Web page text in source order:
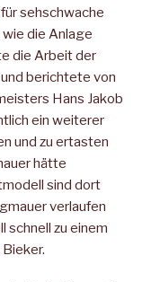
sehschwache
die Anlage
die Arbeit der
berichtete von
Hans Jakob
ein weiterer
und zu ertasten
hätte
sind dort
verlaufen
schnell zu einem